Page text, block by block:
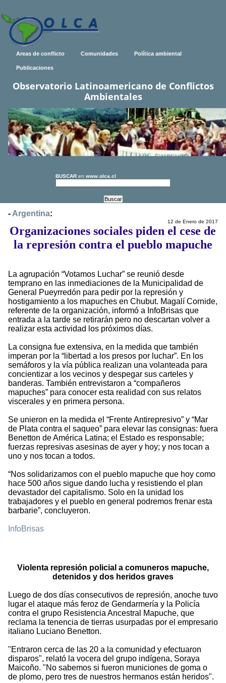
Areas de conflicto Comunidades Política ambiental
Publicaciones
Observatorio Latinoamericano de Conflictos
Ambientales
BUSCAR en www.olca.cl
- Argentina:
12 de Enero de 2017
Organizaciones sociales piden el cese de
la represión contra el pueblo mapuche
La agrupación “Votamos Luchar” se reunió desde
temprano en las inmediaciones de la Municipalidad de
General Pueyrredón para pedir por la represión y
hostigamiento a los mapuches en Chubut. Magalí Cornide,
referente de la organización, informó a InfoBrisas que
entrada a la tarde se retirarán pero no descartan volver a
realizar esta actividad los próximos días.
La consigna fue extensiva, en la medida que también
imperan por la “libertad a los presos por luchar”. En los
semáforos y la vía pública realizan una volanteada para
concientizar a los vecinos y despegar sus carteles y
banderas. También entrevistaron a “compañeros
mapuches” para conocer esta realidad con sus relatos
viscerales y en primera persona.
Se unieron en la medida el “Frente Antirepresivo” y “Mar
de Plata contra el saqueo” para elevar las consignas: fuera
Benetton de América Latina; el Estado es responsable;
fuerzas represivas asesinas de ayer y hoy; y nos tocan a
uno y nos tocan a todos.
“Nos solidarizamos con el pueblo mapuche que hoy como
hace 500 años sigue dando lucha y resistiendo el plan
devastador del capitalismo. Solo en la unidad los
trabajadores y el pueblo en general podremos frenar esta
barbarie”, concluyeron.
InfoBrisas
Violenta represión policial a comuneros mapuche,
detenidos y dos heridos graves
Luego de dos días consecutivos de represión, anoche tuvo
lugar el ataque más feroz de Gendarmería y la Policía
contra el grupo Resistencia Ancestral Mapuche, que
reclama la tenencia de tierras usurpadas por el empresario
italiano Luciano Benetton.
"Entraron cerca de las 20 a la comunidad y efectuaron
disparos", relató la vocera del grupo indígena, Soraya
Maicoño. "No sabemos si fueron municiones de goma o
de plomo, pero tres de nuestros hermanos están heridos".